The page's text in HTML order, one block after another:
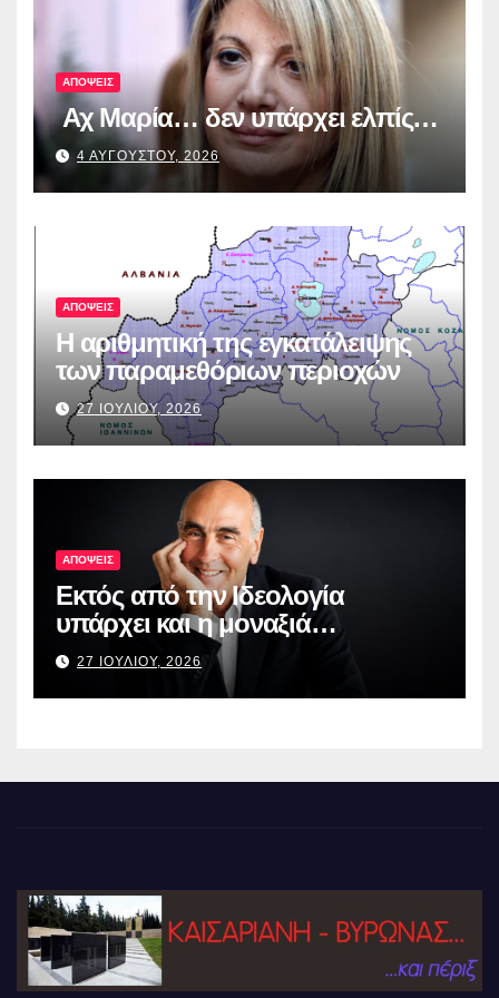
ΑΠΟΨΕΙΣ
Αχ Μαρία… δεν υπάρχει ελπίς…
4 ΑΥΓΟΥΣΤΟΥ, 2026
ΑΠΟΨΕΙΣ
Η αριθμητική της εγκατάλειψης
των παραμεθόριων περιοχών
27 ΙΟΥΛΙΟΥ, 2026
ΑΠΟΨΕΙΣ
Εκτός από την Ιδεολογία
υπάρχει και η μοναξιά…
27 ΙΟΥΛΙΟΥ, 2026